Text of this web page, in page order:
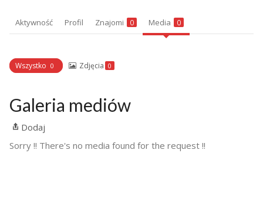
Aktywność Profil Znajomi 0 Media 0
Wszystko 0 Zdjęcia 0
Galeria mediów
Dodaj
Sorry !! There's no media found for the request !!